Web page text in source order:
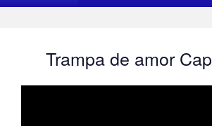
Trampa de amor